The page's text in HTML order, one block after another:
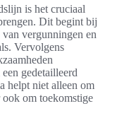
is het cruciaal
Dit begint bij
vergunningen en
Vervolgens
gedetailleerd
helpt niet alleen om
ook om toekomstige